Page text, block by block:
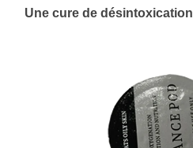
Une cure de désintoxication